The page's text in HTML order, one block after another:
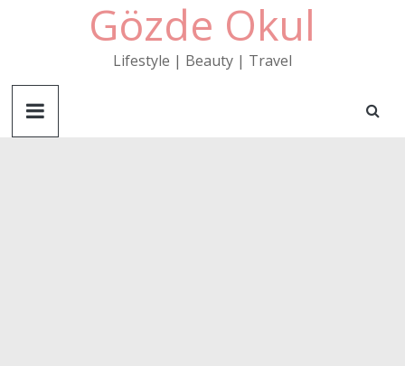
Gözde Okul
Lifestyle | Beauty | Travel